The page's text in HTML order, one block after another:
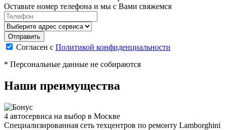
Оставьте номер телефона и мы с Вами свяжемся
Согласен с Политикой конфиденциальности
* Персональные данные не собираются
Наши преимущества
4 автосервиса на выбор в Москве
Специализированная сеть техцентров по ремонту Lamborghini